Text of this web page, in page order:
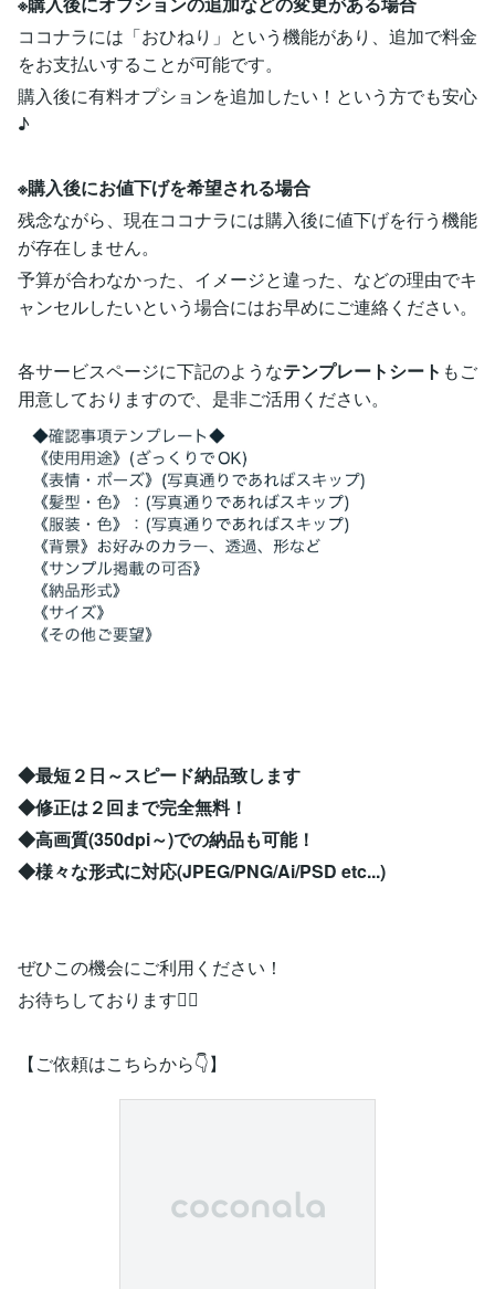
ココナラには「おひねり」という機能があり、追加で料金
をお支払いすることが可能です。
購入後に有料オプションを追加したい！という方でも安心
♪
※購入後にお値下げを希望される場合
残念ながら、現在ココナラには購入後に値下げを行う機能
が存在しません。
予算が合わなかった、イメージと違った、などの理由でキ
ャンセルしたいという場合にはお早めにご連絡ください。
各サービスページに下記のようなテンプレートシート もご
用意しておりますので、是非ご活用ください。
◆最短２日～スピード納品致します
◆修正は２回まで完全無料！
◆高画質(350dpi～)での納品も可能！
◆様々な形式に対応(JPEG/PNG/Ai/PSD etc...)
ぜひこの機会にご利用ください！
お待ちしております🙇‍♀️
【ご依頼はこちらから👇】